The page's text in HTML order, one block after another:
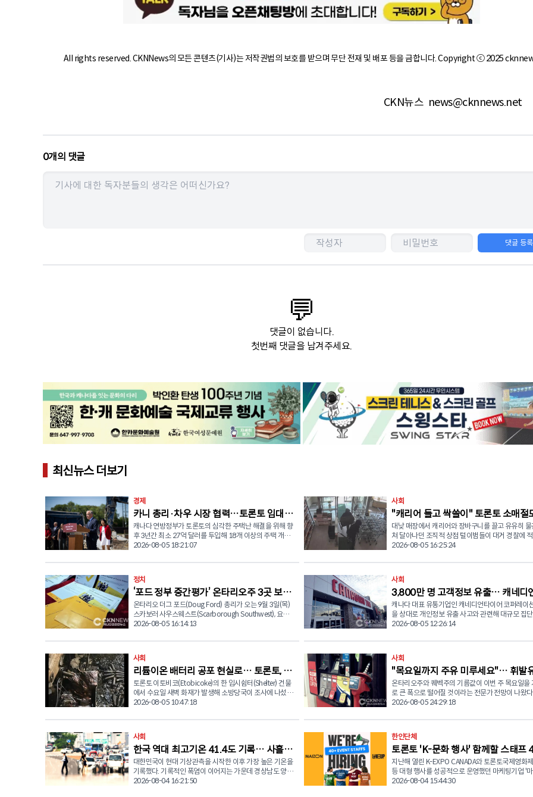
All rights reserved. CKNNews의 모든 콘텐츠(기사)는 저작권법의 보호를 받으며 무단 전재 및 배포 등을 금합니다. Copyright ⓒ 2025
CKN뉴스 news@cknnews.net
0개의 댓글
댓글 등록
💬
댓글이 없습니다.
첫번째 댓글을 남겨주세요.
최신뉴스 더보기
경제
카니 총리·차우 시장 협력…토론토 임대주
택 5,600세대 공급 발표
캐나다 연방정부가 토론토의 심각한 주택난 해결을 위해 향
후 3년간 최소 27억 달러를 투입해 18개 이상의 주택 개발
사업을 추진한다. 마크 카니(Mark Carney) 연방 총리는 5일
회견을 열고 대규모 주택 공급 계획을 발표했다. 이번 투자
로 5,600가구 이상의 신규 임대주택이 공급될 예정이며, 이
가운데 최소 1,800가구는 저렴한 임대주택(Affordable
Housing) 또는 임대료 규제(Rent-Control)가 적용되는 주
택으로 조성된다. 카니 총리는 "올해 말까지 약 4,500가구
의 주택 공사를 시작하는 것이 목표"라며 "수십 년 동안 토
론토는 충분한 주택을 공급하지 못했고 공급된 주택 가운데
다. 이어 "개발 부담금과 각종 세금, 건설비 상승, 부족한 개
해결하는 가장 효과적인 방법은 더 많은 주택을 더 빠르게
공급하는 것"이라고 덧붙였다. 토론토는 최근 수년간 주택
공급 부족과 높은 금리, 지속적인 인구 증가가 겹치면서 캐
나다에서 가장 심각한 주택난을 겪는 도시 가운데 하나로
꼽히고 있다. 올리비아 차우 시장도 "토론토에는 서민들을
위한 주택이 지금 당장 필요하다"며 "월말이 되면 임대료를
니 총리는 이날 발표 이후 더그 포드(Doug Ford) 온타리오
주 총리와 함께 토론토의 대중교통 사업 현장을 방문할 예
정이었다. 한편 연방정부는 최근 토론토 빌리 비숍 공항
(Billy Bishop Airport)의 제트기 운항 확대 계획을 승인하
지 않았으며, 이에 온타리오주 정부는 연방정부의 고속철도
프로젝트 알토(ALTO)에 대한 지원 여부를 재검토하겠다는
2026-08-05 18:21:07
사회
"캐리어 들고 싹쓸이" 토론토 소매절
546명 검거…훔친 물건 재유통
대낮 매장에서 캐리어와 장바구니를 끌고 유유히
쳐 달아나던 조직적 상점 털이범들이 대거 경찰에
다. 5일(수) 토론토 경찰청(Toronto Police Service)은 수년
명 이상의 피의자를 체포하고 4,000건이 넘는 혐의
했다고 밝혔다. 마이론 뎀키우(Myron Demkiw) 토론토 경
찰청장은 열린 기자회견에서 "이토비코 북쪽(North
Etobicoke) 지역에서 기승을 부리던 도난 사건을
년 전 조직범죄전담반을 신설했다"며 그간의 수사
공개했다. 경찰이 발표한 집계에 따르면 현재까지 총 546명
이 체포됐으며 4,033건의 혐의가 입증됐다. 수사 과
건 조사에서만 20명이 체포되고 400여 건의 혐의
는 범죄 조직의의 대담함이 그대로 담겼다. 피의자
류판매점(LCBO), 샤퍼스 드럭마트(Shoppers
월마트(Walmart) 등에서 장바구니와 여행용 캐리
주와 생필품을 가득 담은 뒤 아무렇지 않은 듯 매장
히 빠져나갔다. 월마트 도난 사건 당시에는 현장을 막아서
려던 보안 요원과 시민들을 향해 피의자가 최루액
닌 상습범들이며 장물을 재유통하는 대규모 조직범
워크와 깊이 연계되어 있다"고 설명했다. 뎀키우 경찰청장
은 "이 같은 범죄는 대형 유통점뿐만 아니라 지역 소
모두에게 심각한 타격을 준다"며 "지역 사회의 안전
치고 경제 전반을 흔드는 행위"라고 강조했다. 캐나다 유통
협회(RCC)의 루이 로드리게스(Rui Rodrigues)는 "
2026-08-05 16:25:24
정치
‘포드 정부 중간평가’ 온타리오주 3곳 보궐
선거 9월 3일 확정
온타리오 더그 포드(Doug Ford) 총리가 오는 9월 3일(목)
스카보러 사우스웨스트(Scarborough Southwest), 요크-
심코(York-Simcoe), 해밀턴 이스트-스토니크릭(Hamilton
실시한다고 공식 발표했다. 사전투표는 8월 26일(수)부터
28일(금)까지 사흘간 실시된다. 이번 보궐선거는 각 선거구
의 전임 주의원이 사퇴하면서 치러지는 것으로, 집권 온타리
오 진보보수당(PC)과 자유당(Liberal), 신민주당(NDP), 녹
색당(Green Party)이 모두 후보를 내세우면서 치열한 접전
이 예상된다. 가장 관심을 모으고 있는 곳은 스카버러 사우
스웨스트 선거구다. 자유당 후보로는 지난 5월 당내 경선에
Smith)를 불과 19표 차이로 누른 사업가 아산울 하피즈
보궐선거를 통해 온타리오 주의회에 입성한 뒤 자유당 대표
선거에 도전할 것으로 예상됐으나 이후 계획을 철회했다.
진보보수당은 누르 타룬(Noor Tarun) 박사를 후보로 공천
했으며, 신민주당은 파티마 샤반(Fatima Shaban) 후보를
내세워 의석 수성에 나선다. 녹색당에서는 마크 베커링
(Mark Bekkering) 후보가 출마한다. 이번 보궐선거는 지난
2026-08-05 16:14:13
사회
3,800만 명 고객정보 유출… 캐네디
이어 대규모 집단소송 직면
캐나다 대표 유통기업인 캐네디언타이어 코퍼레이
을 상대로 개인정보 유출 사고와 관련해 대규모 집
추진되고 있다. 지난 7월 24일(금), 캐나다 로펌 KND 콤플렉
스(Hammerco Lawyers LLP)는 2025년 발생한 개
유출 사고 피해 고객을 대신해 캐네디언타이어를
단소송을 제기했다고 발표했다. 변호인단은 이번 소송을 통
해 개인정보 유출의 정확한 경위를 규명하고, 캐나
계 전반의 개인정보 보호 및 데이터 관리 책임을 강
한편 피해 고객들에 대한 손해배상을 청구할 계획
혔다. 이번 사건은 지난해 10월 2일 캐네디언타이어가 고객
가 발생했다고 공식 통보하면서 알려졌다. 집단소송 측에
서 약 4,200만 건의 기록을 탈취했으며, 3,800만 개
고객 계정이 영향을 받은 것으로 주장하고 있다. 유출된 정
보에는 고객의 이름, 주소, 이메일 주소, 전화번호, 암
비밀번호가 포함됐으며 일부 고객의 경우 생년월일
카드 일부 정보까지 포함된 것으로 알려졌다. 탈취
정보는 다크웹(Dark Web)에서 판매된 것으로 전해졌
2026-08-05 12:26:14
사회
리튬이온 배터리 공포 현실로… 토론토, 잇
따라 화재 발생
토론토 이토비코(Etobicoke)의 한 임시쉼터(Shelter) 건물
에서 수요일 새벽 화재가 발생해 소방당국이 조사에 나섰
다. 현장에서는 탄 리튬이온 배터리가 발견되어 당국이 배
방청(Toronto Fire Services)에 따르면 소방대원들은 5일
(수) 오전 5시 35분경 렉스데일 블러버드(Rexdale Blvd) 인
근 딕슨 로드(Dixon Rd) 2180 이슬링턴 애비뉴(2180
Islington Ave.)에 위치한 13층 건물로 출동했다. 과거 포 포
인츠 바이 쉐라톤(Four Points by Sheraton) 호텔로 운영
되던 해당 건물은 현재 토론토시가 운영하는 쉼터로 사용되
고 있다. 소방대가 현장에 도착했을 당시 7층 객실에서 짙은
2026-08-05 10:47:18
사회
"목요일까지 주유 미루세요"… 휘발
대폭 하락 예고
온타리오주와 퀘벡주의 기름값이 이번 주 목요일을
로 큰 폭으로 떨어질 것이라는 전문가 전망이 나왔다. 석
시장 분석가인 캐나다석유협회(Canadians for
오는 8월 6일(목)부터 온타리오와 퀘벡 전역의 휘발
이 리터당 12센트 하락한 158.9센트를 기록할 것이
혔다. 이는 지난 6월 26일 이후 가장 낮은 수준이다. 디젤 가
격 역시 목요일부터 리터당 11센트 급락하여 6월
록했던 205.9센트 수준까지 떨어질 것으로 예측됐다. 맥
그 회장은 "급한 상황이 아니라면 운전자들은 주유
일까지 미루는 것이 좋을 것"이라고 권고했다. 이번 휘발유
2026-08-05 24:29:18
사회
한국 역대 최고기온 41.4도 기록… 사흘째
40도 넘는 폭염 비상
대한민국이 현대 기상관측을 시작한 이후 가장 높은 기온을
기록했다. 기록적인 폭염이 이어지는 가운데 경상남도 양산
시가 41.4도를 기록하며 역대 최고기온을 새로 썼다. 대한
2026-08-04 16:21:50
한인단체
토론토 'K-문화 행사' 함께할 스태프
채용 공고
지난해 열린 K-EXPO CANADA와 토론토국제영화
등 대형 행사를 성공적으로 운영했던 마케팅기업 '
(Maizon)'과 공연기획 전문기업 '라인업(Line-Up)'
2026-08-04 15:44:30